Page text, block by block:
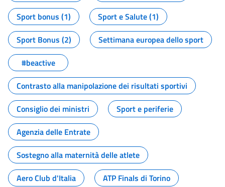
Sport bonus (1)
Sport e Salute (1)
Sport Bonus (2)
Settimana europea dello sport
#beactive
Contrasto alla manipolazione dei risultati sportivi
Consiglio dei ministri
Sport e periferie
Agenzia delle Entrate
Sostegno alla maternità delle atlete
Aero Club d'Italia
ATP Finals di Torino